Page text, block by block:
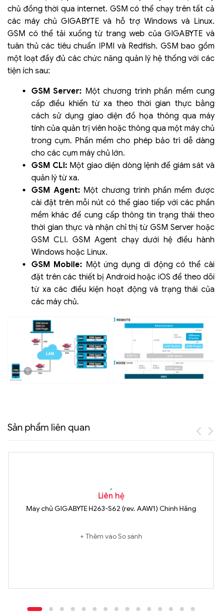
chủ đồng thời qua internet. GSM có thể chạy trên tất cả
các máy chủ GIGABYTE và hỗ trợ Windows và Linux.
GSM có thể tải xuống từ trang web của GIGABYTE và
tuân thủ các tiêu chuẩn IPMI và Redfish. GSM bao gồm
một loạt đầy đủ các chức năng quản lý hệ thống với các
tiện ích sau:
GSM Server: Một chương trình phần mềm cung
cấp điều khiển từ xa theo thời gian thực bằng
cách sử dụng giao diện đồ họa thông qua máy
tính của quản trị viên hoặc thông qua một máy chủ
trong cụm. Phần mềm cho phép bảo trì dễ dàng
cho các cụm máy chủ lớn.
GSM CLI: Một giao diện dòng lệnh để giám sát và
quản lý từ xa.
GSM Agent: Một chương trình phần mềm được
cài đặt trên mỗi nút có thể giao tiếp với các phần
mềm khác để cung cấp thông tin trạng thái theo
thời gian thực và nhận chỉ thị từ GSM Server hoặc
GSM CLI. GSM Agent chạy dưới hệ điều hành
Windows hoặc Linux.
GSM Mobile: Một ứng dụng di động có thể cài
đặt trên các thiết bị Android hoặc iOS để theo dõi
từ xa các điều kiện hoạt động và trạng thái của
các máy chủ.
Sản phẩm liên quan
Liên hệ
Máy chủ GIGABYTE H263-S62 (rev. AAW1) Chính Hãng
Thêm vào So sánh